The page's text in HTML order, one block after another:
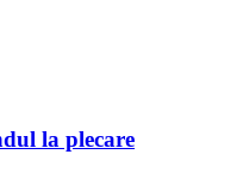
la plecare